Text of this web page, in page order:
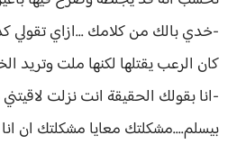
-خدي بالك من كلامك ...ازاي تقولي
كان الرعب يقتلها لكنها ملت وتريد
-انا بقولك الحقيقة انت نزلت
بيسلم....مشكلتك معايا مشكلتك ان انا